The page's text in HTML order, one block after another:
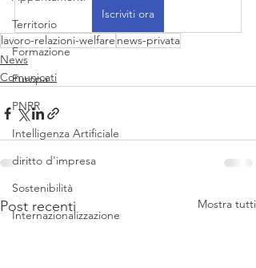
Territorio
Formazione
Europa
PNRR
Intelligenza Artificiale
diritto d'impresa
Sostenibilità
Internazionalizzazione
Iscriviti ora
lavoro-relazioni-welfare news-privata
News
Comunicati
Post recenti Mostra tutti